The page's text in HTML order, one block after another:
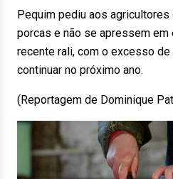
Pequim pediu aos
porcas e não se apressem
recente rali, com o excesso
continuar no próximo ano.
(Reportagem de Dominique